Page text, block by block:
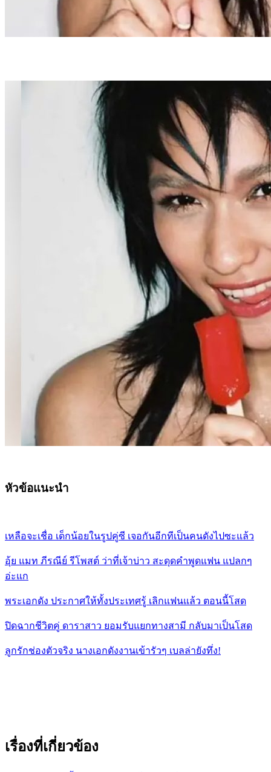
หัวข้อแนะนำ
เหลือจะเชื่อ เด็กน้อยในรูปคู่ซี เจอกันอีกทีเป็นคนดังไปซะแล้ว
อุ้ย แมท ภีรณีย์ รีโพสต์ ว่าที่เจ้าบ่าว สะดุดคำพูดแฟน แปลกๆ
อ่ะแก
พระเอกดัง ประกาศให้ทั้งประเทศรู้ เลิกแฟนแล้ว ตอนนี้โสด
ปิดฉากชีวิตคู่ ดาราสาว ยอมรับแยกทางสามี กลับมาเป็นโสด
ลูกรักช่องตัวจริง นางเอกดังงานเข้ารัวๆ เบลล่ายังทึ่ง!
เรื่องที่เกี่ยวข้อง